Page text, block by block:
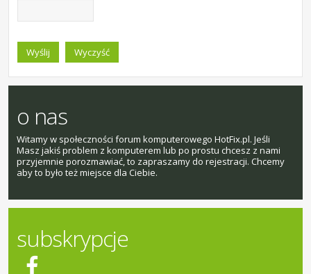
o nas
Witamy w społeczności forum komputerowego HotFix.pl. Jeśli
Masz jakiś problem z komputerem lub po prostu chcesz z nami
przyjemnie porozmawiać, to zapraszamy do rejestracji. Chcemy
aby to było też miejsce dla Ciebie.
subskrypcje